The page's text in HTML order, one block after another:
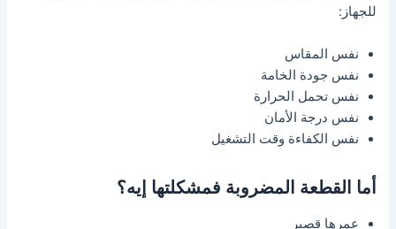
للجهاز:
نفس المقاس
نفس جودة الخامة
نفس تحمل الحرارة
نفس درجة الأمان
نفس الكفاءة وقت التشغيل
أما القطعة المضروبة فمشكلتها إيه؟
عمرها قصير